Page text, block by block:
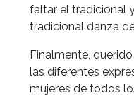
faltar el tradicional
tradicional danza
Finalmente,
las diferentes
mujeres de todos